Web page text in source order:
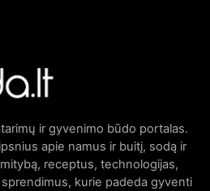
ir gyvenimo būdo portalas.
apie namus ir buitį, sodą ir
receptus, technologijas,
kurie padeda gyventi